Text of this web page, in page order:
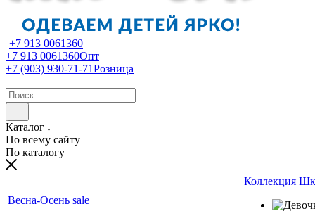
+7 913 0061360
+7 913 0061360Опт
+7 (903) 930-71-71Розница
Каталог
По всему сайту
По каталогу
Весна-Осень sale
Коллекция